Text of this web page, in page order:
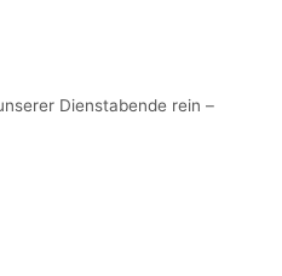
Dienstabende rein –